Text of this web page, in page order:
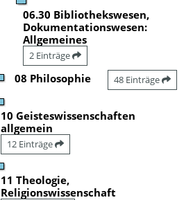
06.30 Bibliothekswesen,
Dokumentationswesen:
Allgemeines
2 Einträge
08 Philosophie 48 Einträge
10 Geisteswissenschaften
allgemein
12 Einträge
11 Theologie,
Religionswissenschaft